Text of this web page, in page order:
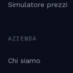
Simulatore prezzi
AZIENDA
Chi siamo